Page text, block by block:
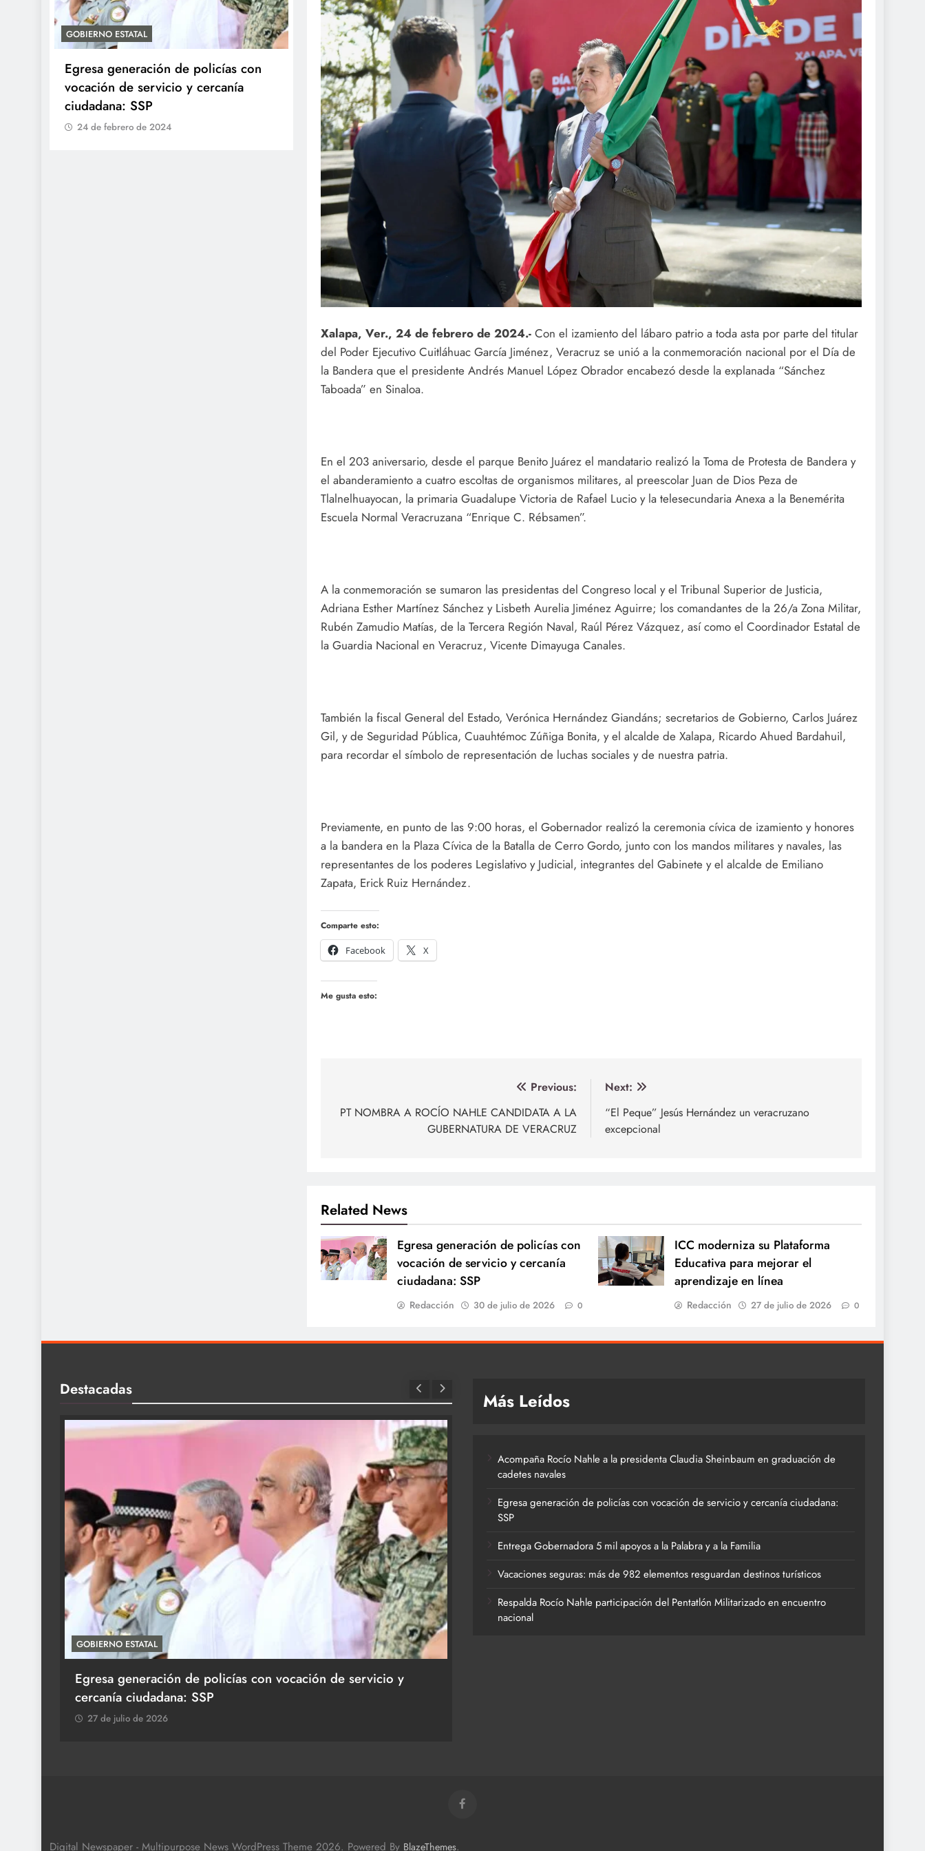
GOBIERNO ESTATAL
Egresa generación de policías con
vocación de servicio y cercanía
ciudadana: SSP
24 de febrero de 2024
ACTIVIDADES DE ROCÍO NAHLE
Entrega Gobernadora 5 mil apoyos a
la Palabra y a la Familia
24 de febrero de 2024
ACTIVIDADES DE ROCÍO NAHLE
Vacaciones seguras: más de 982
elementos resguardan destinos
turísticos
24 de febrero de 2024
Xalapa, Ver., 24 de febrero de 2024.- Con el izamiento del lábaro patrio a toda asta por parte del titular
del Poder Ejecutivo Cuitláhuac García Jiménez, Veracruz se unió a la conmemoración nacional por el Día de
la Bandera que el presidente Andrés Manuel López Obrador encabezó desde la explanada “Sánchez
Taboada” en Sinaloa.
En el 203 aniversario, desde el parque Benito Juárez el mandatario realizó la Toma de Protesta de Bandera y
el abanderamiento a cuatro escoltas de organismos militares, al preescolar Juan de Dios Peza de
Tlalnelhuayocan, la primaria Guadalupe Victoria de Rafael Lucio y la telesecundaria Anexa a la Benemérita
Escuela Normal Veracruzana “Enrique C. Rébsamen”.
A la conmemoración se sumaron las presidentas del Congreso local y el Tribunal Superior de Justicia,
Adriana Esther Martínez Sánchez y Lisbeth Aurelia Jiménez Aguirre; los comandantes de la 26/a Zona Militar,
Rubén Zamudio Matías, de la Tercera Región Naval, Raúl Pérez Vázquez, así como el Coordinador Estatal de
la Guardia Nacional en Veracruz, Vicente Dimayuga Canales.
También la fiscal General del Estado, Verónica Hernández Giandáns; secretarios de Gobierno, Carlos Juárez
Gil, y de Seguridad Pública, Cuauhtémoc Zúñiga Bonita, y el alcalde de Xalapa, Ricardo Ahued Bardahuil,
para recordar el símbolo de representación de luchas sociales y de nuestra patria.
Previamente, en punto de las 9:00 horas, el Gobernador realizó la ceremonia cívica de izamiento y honores
a la bandera en la Plaza Cívica de la Batalla de Cerro Gordo, junto con los mandos militares y navales, las
representantes de los poderes Legislativo y Judicial, integrantes del Gabinete y el alcalde de Emiliano
Zapata, Erick Ruiz Hernández.
Comparte esto:
Facebook
X
Me gusta esto:
de
Previous:
PT NOMBRA A ROCÍO NAHLE CANDIDATA A LA
GUBERNATURA DE VERACRUZ
Next:
“El Peque” Jesús Hernández un veracruzano
excepcional
Related News
Egresa generación de policías con
vocación de servicio y cercanía
ciudadana: SSP
Redacción 30 de julio de 2026 0
ICC moderniza su Plataforma
Educativa para mejorar el
aprendizaje en línea
Redacción 27 de julio de 2026 0
Destacadas
GOBIERNO ESTATAL
Egresa generación de policías con vocación de servicio y
cercanía ciudadana: SSP
27 de julio de 2026
Más Leídos
Acompaña Rocío Nahle a la presidenta Claudia Sheinbaum en graduación de
cadetes navales
Egresa generación de policías con vocación de servicio y cercanía ciudadana:
SSP
Entrega Gobernadora 5 mil apoyos a la Palabra y a la Familia
Vacaciones seguras: más de 982 elementos resguardan destinos turísticos
Respalda Rocío Nahle participación del Pentatlón Militarizado en encuentro
nacional
Digital Newspaper - Multipurpose News WordPress Theme 2026. Powered By BlazeThemes.